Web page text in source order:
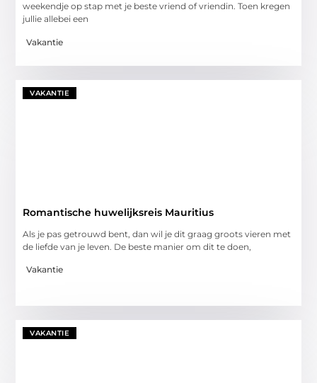
weekendje op stap met je beste vriend of vriendin. Toen kregen
jullie allebei een
Vakantie
VAKANTIE
Romantische huwelijksreis Mauritius
Als je pas getrouwd bent, dan wil je dit graag groots vieren met
de liefde van je leven. De beste manier om dit te doen,
Vakantie
VAKANTIE